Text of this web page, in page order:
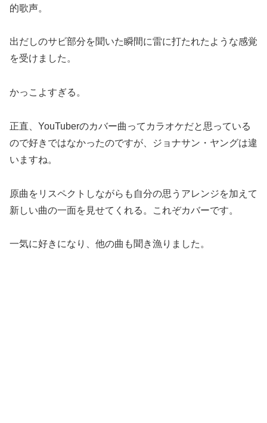
的歌声。
出だしのサビ部分を聞いた瞬間に雷に打たれたような感覚
を受けました。
かっこよすぎる。
正直、YouTuberのカバー曲ってカラオケだと思っている
ので好きではなかったのですが、ジョナサン・ヤングは違
いますね。
原曲をリスペクトしながらも自分の思うアレンジを加えて
新しい曲の一面を見せてくれる。これぞカバーです。
一気に好きになり、他の曲も聞き漁りました。